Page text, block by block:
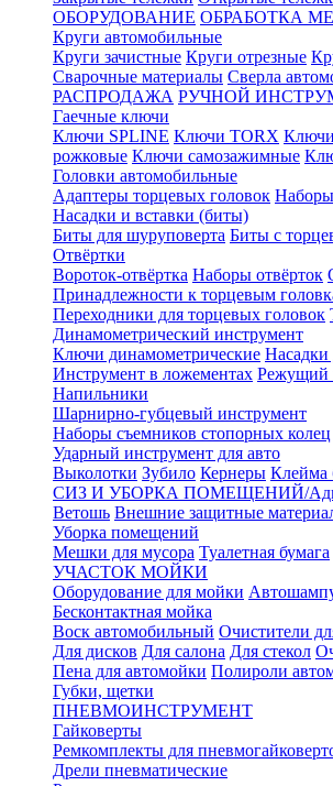
ОБОРУДОВАНИЕ ОБРАБОТКА
Круги автомобильные
Круги зачистные Круги отрезные
Сварочные материалы Сверла
РАСПРОДАЖА РУЧНОЙ
Гаечные ключи
Ключи SPLINE Ключи TORX
рожковые Ключи самозажимные
Головки автомобильные
Адаптеры торцевых головок
Насадки и вставки (биты)
Биты для шуруповерта Биты с
Отвёртки
Вороток-отвёртка Наборы отвёрток
Принадлежности к торцевым
Переходники для торцевых головок
Динамометрический инструмент
Ключи динамометрические Насадки
Инструмент в ложементах Режущий
Напильники
Шарнирно-губцевый инструмент
Наборы съемников стопорных колец
Ударный инструмент для авто
Выколотки Зубило Кернеры Клейма
СИЗ И УБОРКА ПОМЕЩЕНИЙ/
Ветошь Внешние защитные
Уборка помещений
Мешки для мусора Туалетная бумага
УЧАСТОК МОЙКИ
Оборудование для мойки
Бесконтактная мойка
Воск автомобильный Очистители
Для дисков Для салона Для стекол
Пена для автомойки Полироли
Губки, щетки
ПНЕВМОИНСТРУМЕНТ
Гайковерты
Ремкомплекты для
Дрели пневматические